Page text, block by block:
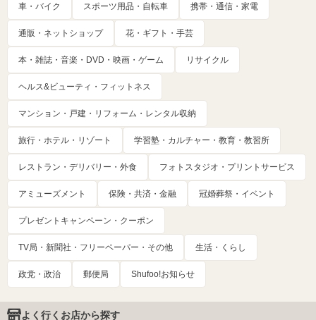
車・バイク スポーツ用品・自転車 携帯・通信・家電
通販・ネットショップ 花・ギフト・手芸
本・雑誌・音楽・DVD・映画・ゲーム リサイクル
ヘルス&ビューティ・フィットネス
マンション・戸建・リフォーム・レンタル収納
旅行・ホテル・リゾート 学習塾・カルチャー・教育・教習所
レストラン・デリバリー・外食 フォトスタジオ・プリントサービス
アミューズメント 保険・共済・金融 冠婚葬祭・イベント
プレゼントキャンペーン・クーポン
TV局・新聞社・フリーペーパー・その他 生活・くらし
政党・政治 郵便局 Shufoo!お知らせ
よく行くお店から探す